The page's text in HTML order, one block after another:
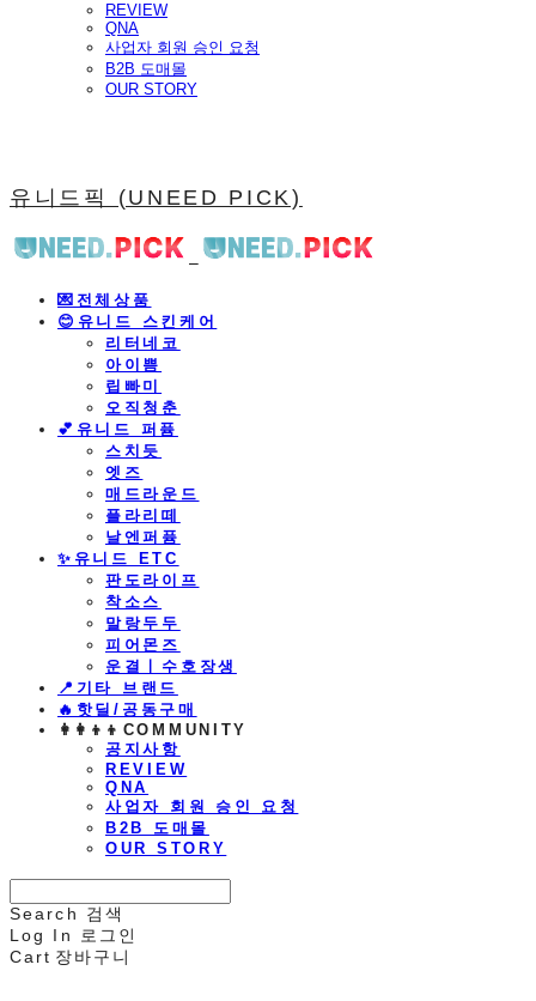
REVIEW
QNA
사업자 회원 승인 요청
B2B 도매몰
OUR STORY
유니드픽 (UNEED PICK)
💌전체상품
😊유니드 스킨케어
리터네코
아이쁨
립빠미
오직청춘
💕유니드 퍼퓸
스치듯
엣즈
매드라운드
플라리떼
날엔퍼퓸
​✨유니드 ETC
판도라이프
착소스
말랑두두
피어몬즈
운결ㅣ수호장생
📍기타 브랜드
🔥핫딜/공동구매
👩‍👩‍👦‍👦COMMUNITY
공지사항
REVIEW
QNA
사업자 회원 승인 요청
B2B 도매몰
OUR STORY
Search
검색
Log In
로그인
Cart 장바구니